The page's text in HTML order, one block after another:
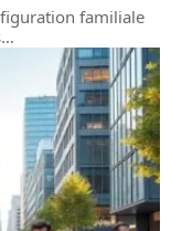
familiale
…